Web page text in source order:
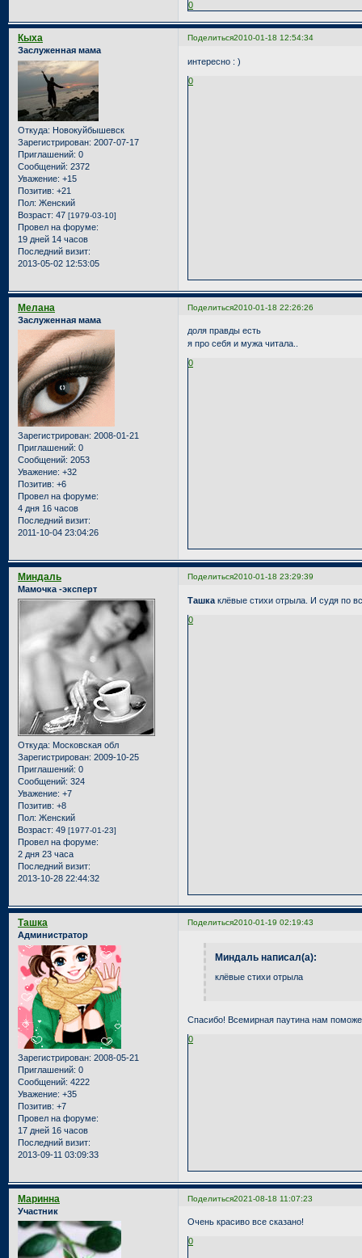
0
Поделиться2010-01-18 12:54:34
Кыха
Заслуженная мама
Откуда: Новокуйбышевск
Зарегистрирован: 2007-07-17
Приглашений: 0
Сообщений: 2372
Уважение: +15
Позитив: +21
Пол: Женский
Возраст: 47 [1979-03-10]
Провел на форуме:
19 дней 14 часов
Последний визит:
2013-05-02 12:53:05
интересно : )
0
Поделиться2010-01-18 22:26:26
Мелана
Заслуженная мама
Зарегистрирован: 2008-01-21
Приглашений: 0
Сообщений: 2053
Уважение: +32
Позитив: +6
Провел на форуме:
4 дня 16 часов
Последний визит:
2011-10-04 23:04:26
доля правды есть
я про себя и мужа читала..
0
Поделиться2010-01-18 23:29:39
Миндаль
Мамочка -эксперт
Откуда: Московская обл
Зарегистрирован: 2009-10-25
Приглашений: 0
Сообщений: 324
Уважение: +7
Позитив: +8
Пол: Женский
Возраст: 49 [1977-01-23]
Провел на форуме:
2 дня 23 часа
Последний визит:
2013-10-28 22:44:32
Ташка клёвые стихи отрыла. И судя по
0
Поделиться2010-01-19 02:19:43
Ташка
Администратор
Зарегистрирован: 2008-05-21
Приглашений: 0
Сообщений: 4222
Уважение: +35
Позитив: +7
Провел на форуме:
17 дней 16 часов
Последний визит:
2013-09-11 03:09:33
Миндаль написал(а):
клёвые стихи отрыла
Спасибо! Всемирная паутина нам
0
Поделиться2021-08-18 11:07:23
Маринна
Участник
Очень красиво все сказано!
0